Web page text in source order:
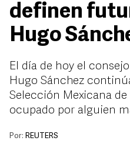
definen
Hugo
El día de hoy el
Hugo Sánchez
Selección Mexicana
ocupado por alguien
Por: REUTERS